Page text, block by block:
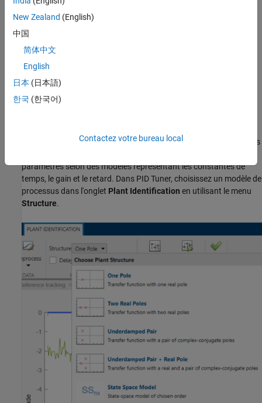
Lorsque vous commencez la tâche d'identification du système
pôle réel est sélectionnée par défaut. Cette configuration par
défaut n'est pas sensible à la nature des données et peut ne pas
convenir à votre application. Il est donc recommandé de choisir
l'identification des paramètres.
3 pôles ou moins, et peuvent être augmentés par l'ajout d'éléments
paramétrés selon des modèles représentant les constantes de
temps, le gain et le retard. Dans PID Tuner, choisissez un modèle de
processus dans l'onglet Plant Identification en utilisant le menu
Structure.
New Zealand (English)
中国
简体中文
English
日本 (日本語)
한국 (한국어)
Contactez votre bureau local